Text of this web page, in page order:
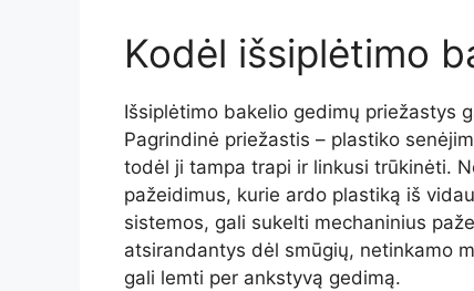
Kodėl išsiplėtimo
Išsiplėtimo bakelio gedimų priežastys
Pagrindinė priežastis – plastiko
todėl ji tampa trapi ir linkusi trūkinėti.
pažeidimus, kurie ardo plastiką iš
sistemos, gali sukelti mechaninius
atsirandantys dėl smūgių, netinkamo
gali lemti per ankstyvą gedimą.